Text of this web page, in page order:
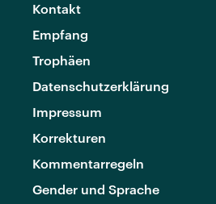
Kontakt
Empfang
Trophäen
Datenschutzerklärung
Impressum
Korrekturen
Kommentarregeln
Gender und Sprache